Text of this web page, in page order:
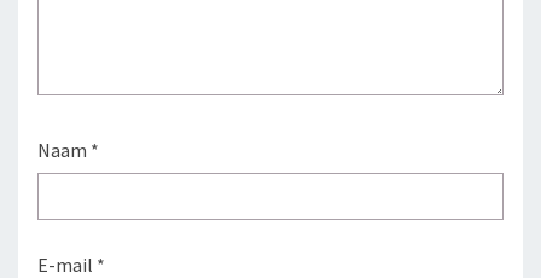
Naam *
E-mail *